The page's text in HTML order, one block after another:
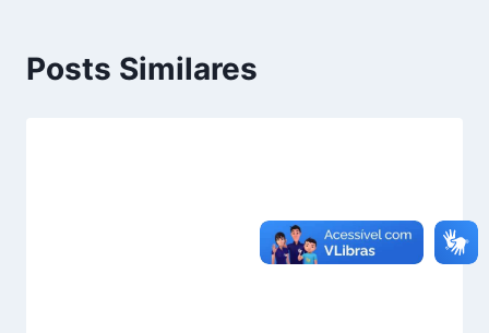
Posts Similares